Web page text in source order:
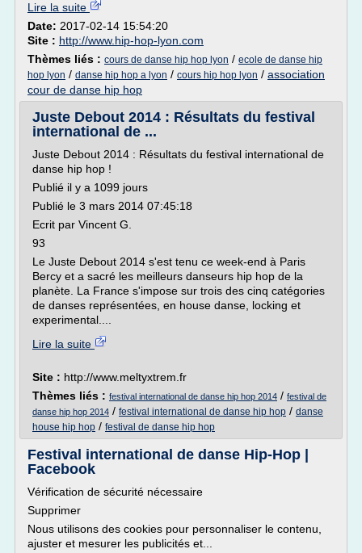
Lire la suite
Date: 2017-02-14 15:54:20
Site : http://www.hip-hop-lyon.com
Thèmes liés : cours de danse hip hop lyon / ecole de danse hip
hop lyon / danse hip hop a lyon / cours hip hop lyon / association
cour de danse hip hop
Juste Debout 2014 : Résultats du festival
international de ...
Juste Debout 2014 : Résultats du festival international de
danse hip hop !
Publié il y a 1099 jours
Publié le 3 mars 2014 07:45:18
Ecrit par Vincent G.
93
Le Juste Debout 2014 s'est tenu ce week-end à Paris
Bercy et a sacré les meilleurs danseurs hip hop de la
planète. La France s'impose sur trois des cinq catégories
de danses représentées, en house danse, locking et
experimental....
Lire la suite
Site : http://www.meltyxtrem.fr
Thèmes liés : festival international de danse hip hop 2014 / festival de
danse hip hop 2014 / festival international de danse hip hop / danse
house hip hop / festival de danse hip hop
Festival international de danse Hip-Hop |
Facebook
Vérification de sécurité nécessaire
Supprimer
Nous utilisons des cookies pour personnaliser le contenu,
ajuster et mesurer les publicités et...